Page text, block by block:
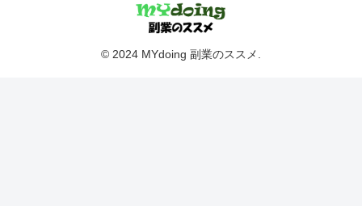
© 2024 MYdoing 副業のススメ.